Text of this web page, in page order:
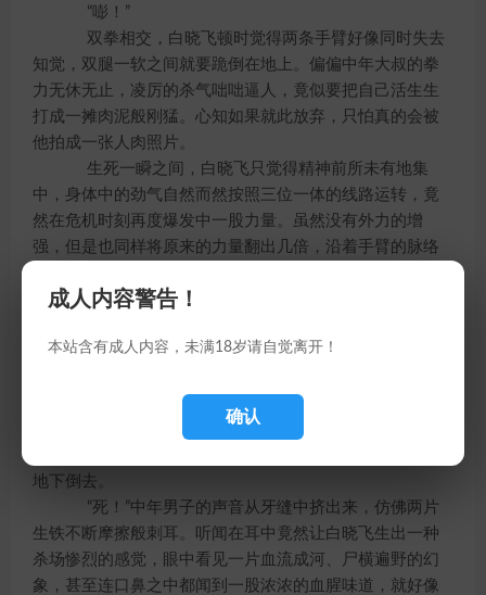
成人内容警告！
本站含有成人内容，未满18岁请自觉离开！
确认
“嘭！”
双拳相交，白晓飞顿时觉得两条手臂好像同时失去
知觉，双腿一软之间就要跪倒在地上。偏偏中年大叔的拳
力无休无止，凌厉的杀气咄咄逼人，竟似要把自己活生生
打成一摊肉泥般刚猛。心知如果就此放弃，只怕真的会被
他拍成一张人肉照片。
生死一瞬之间，白晓飞只觉得精神前所未有地集
中，身体中的劲气自然而然按照三位一体的线路运转，竟
然在危机时刻再度爆发中一股力量。虽然没有外力的增
强，但是也同样将原来的力量翻出几倍，沿着手臂的脉络
中年男子轻哼一声，手上的劲力忽然微敛，任由白
量。
男子的手臂一沉，本来已经收敛的力道忽然排山倒海般倒
灌回来，正好赶在自己旧力已尽、新力未生之际。两条小
地下倒去。
“死！”中年男子的声音从牙缝中挤出来，仿佛两片
生铁不断摩擦般刺耳。听闻在耳中竟然让白晓飞生出一种
杀场惨烈的感觉，眼中看见一片血流成河、尸横遍野的幻
象，甚至连口鼻之中都闻到一股浓浓的血腥味道，就好像